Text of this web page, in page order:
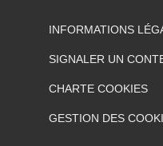
INFORMATIONS
SIGNALER UN
CHARTE COOKIES
GESTION DES